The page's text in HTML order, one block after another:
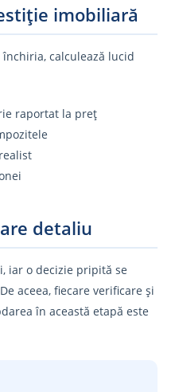
imobiliară
calculează lucid
raportat la preț
detaliu
iar o decizie pripită se
aceea, fiecare verificare și
în această etapă este